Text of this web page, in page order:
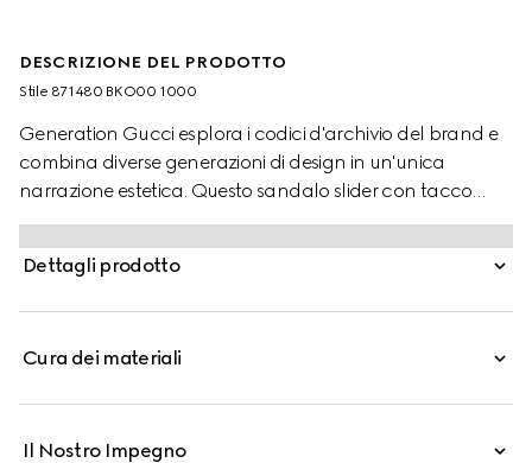
DESCRIZIONE DEL PRODOTTO
Stile ‎871480 BKO00 1000
Generation Gucci esplora i codici d'archivio del brand e
combina diverse generazioni di design in un'unica
narrazione estetica. Questo sandalo slider con tacco
spesso fonde due dei motivi più riconoscibili della Maison,
l'hardware Doppia G e il tessuto GG, per un tocco di stile
senza tempo e versatilità quotidiana.
Dettagli prodotto
Cura dei materiali
Il Nostro Impegno